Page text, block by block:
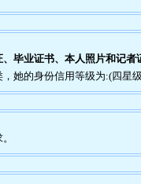
、毕业证书、本人照片和记者
她的身份信用等级为:(四星